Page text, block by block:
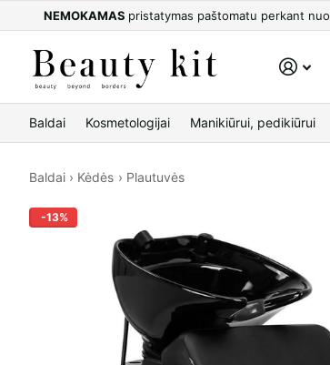
NEMOKAMAS pristatymas paštomatu perkant nuo
Baldai Kosmetologijai Manikiūrui, pedikiūrui
Baldai › Kėdės › Plautuvės
-13%